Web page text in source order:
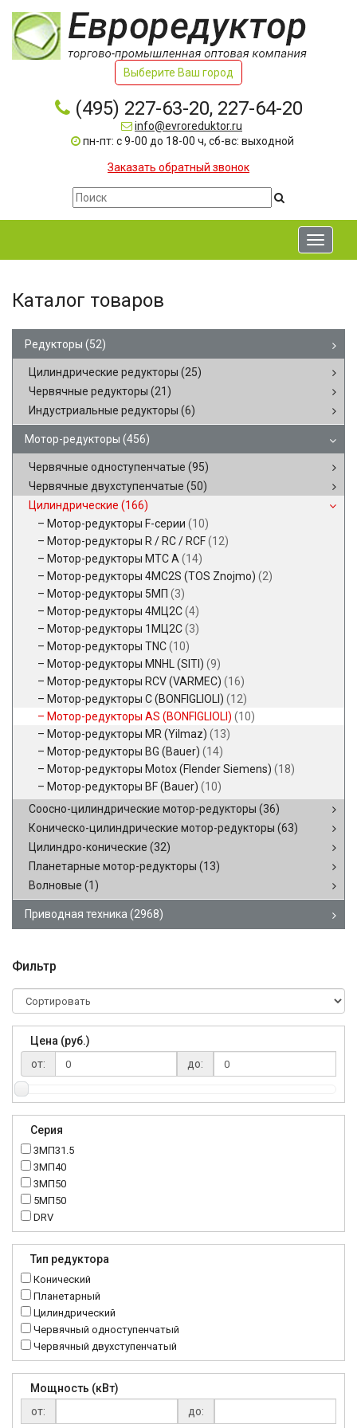
Выберите Ваш город
(495) 227-63-20, 227-64-20
info@evroreduktor.ru
пн-пт: с 9-00 до 18-00 ч, сб-вс: выходной
Заказать обратный звонок
Toggle
Каталог товаров
Редукторы (52)
Цилиндрические редукторы (25)
Червячные редукторы (21)
Индустриальные редукторы (6)
Мотор-редукторы (456)
Червячные одноступенчатые (95)
Червячные двухступенчатые (50)
Цилиндрические (166)
Мотор-редукторы F-серии (10)
Мотор-редукторы R / RC / RCF(12)
Мотор-редукторы MTC A (14)
Мотор-редукторы 4MC2S (TOS Znojmo) (2)
Мотор-редукторы 5МП (3)
Мотор-редукторы 4МЦ2С(4)
Мотор-редукторы 1МЦ2С(3)
Мотор-редукторы TNC(10)
Мотор-редукторы MNHL (SITI) (9)
Мотор-редукторы RCV (VARMEC) (16)
Мотор-редукторы C (BONFIGLIOLI) (12)
Мотор-редукторы AS (BONFIGLIOLI) (10)
Мотор-редукторы MR (Yilmaz) (13)
Мотор-редукторы BG (Bauer) (14)
Мотор-редукторы Motox (Flender Siemens) (18)
Мотор-редукторы BF (Bauer) (10)
Соосно-цилиндрические мотор-редукторы (36)
Коническо-цилиндрические мотор-редукторы (63)
Цилиндро-конические (32)
Планетарные мотор-редукторы (13)
Волновые (1)
Приводная техника (2968)
Фильтр
Цена (руб.)
от:
до:
Серия
3МП31.5
3МП40
3МП50
5МП50
DRV
K..DR
MTC
NMRV
RC
Тип редуктора
Конический
Планетарный
Цилиндрический
Червячный одноступенчатый
Червячный двухступенчатый
Мощность (кВт)
от:
до: